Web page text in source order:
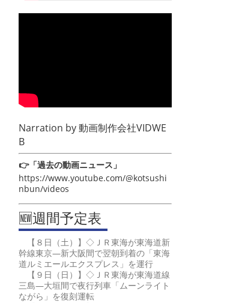
Narration by動画制作会社VIDWE
B
👉「過去の動画ニュース」
https://www.youtube.com/@kotsushi
nbun/videos
🆕週間予定表
【８日（土）】◇ＪＲ東海が東海道新
幹線東京―新大阪間で翌朝到着の「東海
道ルミエールエクスプレス」を運行
【９日（日）】◇ＪＲ東海が東海道線
三島―大垣間で夜行列車「ムーンライト
ながら」を復刻運転